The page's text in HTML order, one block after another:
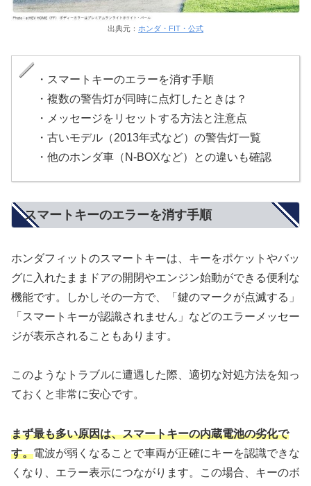
出典元： ホンダ・FIT・公式
・スマートキーのエラーを消す手順
・複数の警告灯が同時に点灯したときは？
・メッセージをリセットする方法と注意点
・古いモデル（2013年式など）の警告灯一覧
・他のホンダ車（N-BOXなど）との違いも確認
スマートキーのエラーを消す手順
ホンダフィットのスマートキーは、キーをポケットやバッ
グに入れたままドアの開閉やエンジン始動ができる便利な
機能です。しかしその一方で、「鍵のマークが点滅する」
「スマートキーが認識されません」などのエラーメッセー
ジが表示されることもあります。
このようなトラブルに遭遇した際、適切な対処方法を知っ
ておくと非常に安心です。
まず最も多い原因は、スマートキーの内蔵電池の劣化で
す。電波が弱くなることで車両が正確にキーを認識できな
くなり、エラー表示につながります。この場合、キーのボ